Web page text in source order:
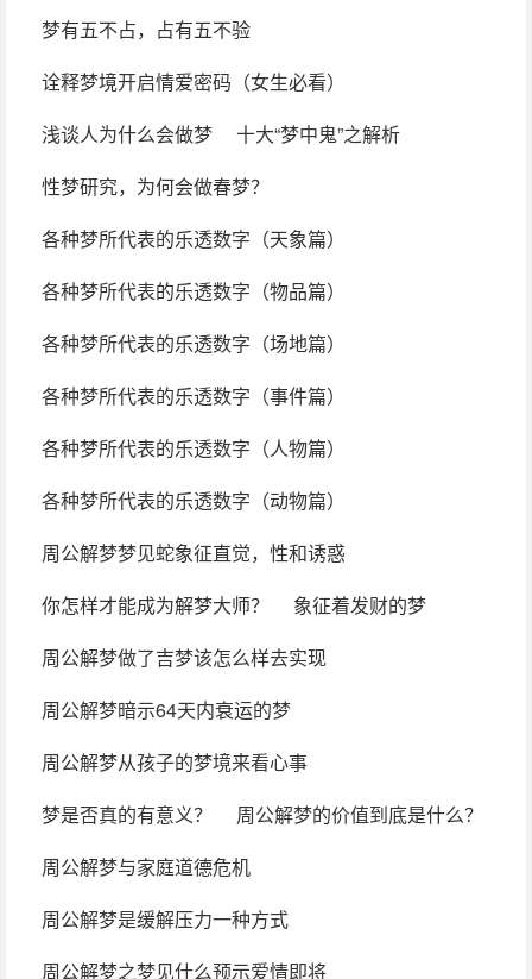
梦有五不占，占有五不验
诠释梦境开启情爱密码（女生必看）
浅谈人为什么会做梦
十大“梦中鬼”之解析
性梦研究，为何会做春梦？
各种梦所代表的乐透数字（天象篇）
各种梦所代表的乐透数字（物品篇）
各种梦所代表的乐透数字（场地篇）
各种梦所代表的乐透数字（事件篇）
各种梦所代表的乐透数字（人物篇）
各种梦所代表的乐透数字（动物篇）
周公解梦梦见蛇象征直觉，性和诱惑
你怎样才能成为解梦大师？
象征着发财的梦
周公解梦做了吉梦该怎么样去实现
周公解梦暗示64天内衰运的梦
周公解梦从孩子的梦境来看心事
梦是否真的有意义？
周公解梦的价值到底是什么？
周公解梦与家庭道德危机
周公解梦是缓解压力一种方式
周公解梦之梦见什么预示爱情即将